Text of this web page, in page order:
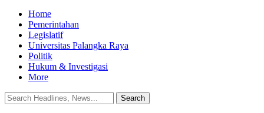
Home
Pemerintahan
Legislatif
Universitas Palangka Raya
Politik
Hukum & Investigasi
More